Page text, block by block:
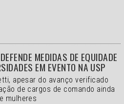
MEDIDAS DE EQUIDADE
EM EVENTO NA USP
apesar do avanço verificado
de cargos de comando ainda
mulheres